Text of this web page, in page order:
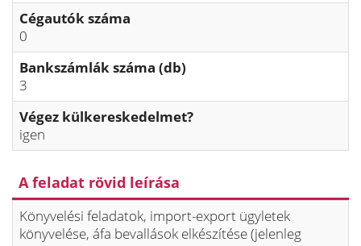
Cégautók száma
0
Bankszámlák száma (db)
3
Végez külkereskedelmet?
igen
A feladat rövid leírása
Könyvelési feladatok, import-export ügyletek
könyvelése, áfa bevallások elkészítése (jelenleg